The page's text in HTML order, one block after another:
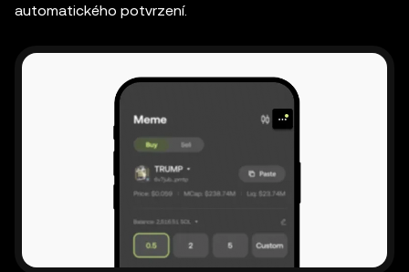
automatického potvrzení.